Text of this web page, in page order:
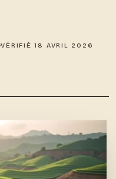
VÉRIFIÉ 18 AVRIL 2026